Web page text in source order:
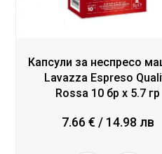
Капсули за неспресо
Lavazza Espreso
Rossa 10 бр x 5.7 гр
7.66 € / 14.98 лв